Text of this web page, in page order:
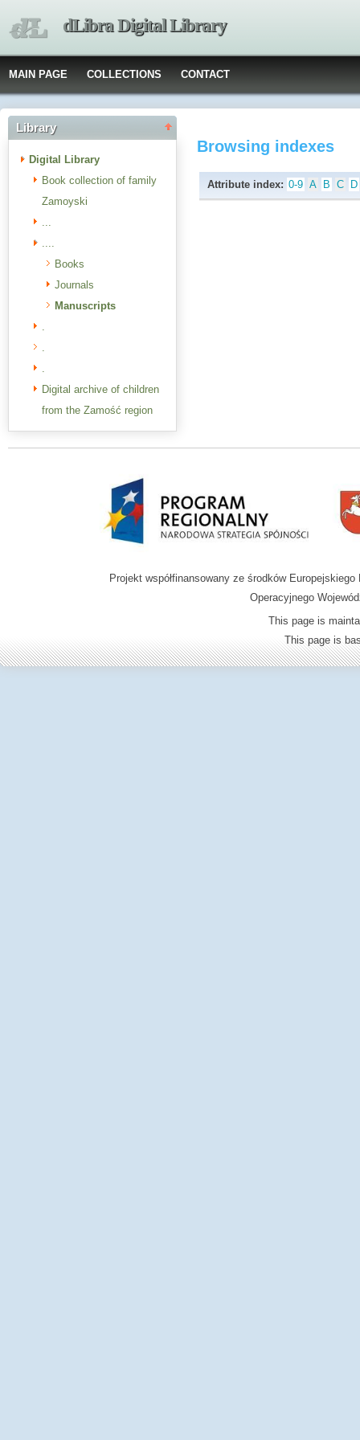
dLibra Digital Library
MAIN PAGE COLLECTIONS CONTACT
Library
Digital Library
Book collection of family
Zamoyski
...
....
Books
Journals
Manuscripts
.
.
.
Digital archive of children
from the Zamość region
Browsing indexes
Attribute index: 0-9 A B C D
Projekt współfinansowany ze środków
Operacyjnego
This page is
This page is